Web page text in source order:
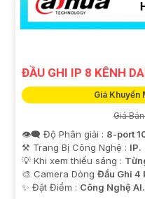
ĐẦU GHI IP 8 KÊNH
Giá Khuyến
Giá
👁️‍🗨 Độ Phân giải : 8-port
⚒ Trang Bị Công Nghệ : IP.
💡 Khi xem thiếu sáng :
🎨 Camera Dòng Đầu Ghi 4
️✨ Đặt Điểm : Công Nghệ AI.